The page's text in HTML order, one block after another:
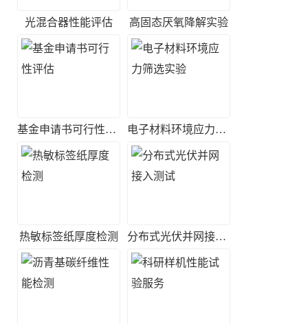
光混合器性能评估 高固态厌氧降解实验
基金申请书可行性评估 电子材料环境应力筛选实验
热敏标签纸厚度检测 分布式光伏并网接入测试